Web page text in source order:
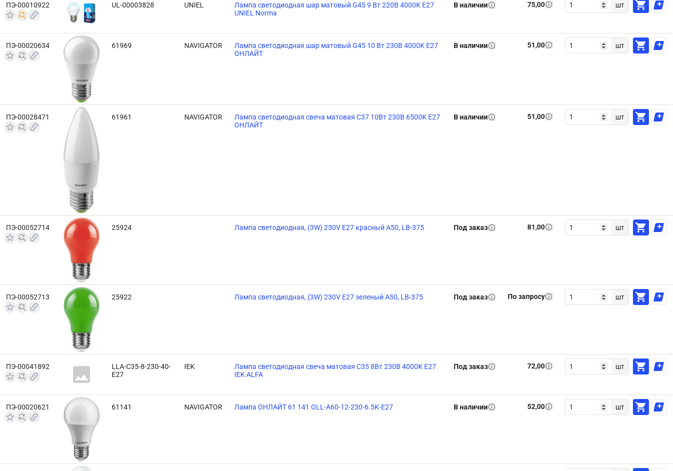
ПЭ-00010922 UL-00003828 UNIEL
Лампа светодиодная шар матовый G45 9 Вт 220В 4000K E27
UNIEL Norma
В наличии 75,00 шт
ПЭ-00020634 61969 NAVIGATOR
Лампа светодиодная шар матовый G45 10 Вт 230В 4000K E27
ОНЛАЙТ
В наличии 51,00 шт
ПЭ-00028471 61961 NAVIGATOR
Лампа светодиодная свеча матовая C37 10Вт 230В 6500K E27
ОНЛАЙТ
В наличии 51,00 шт
ПЭ-00052714 25924 Лампа светодиодная, (3W) 230V E27 красный A50, LB-375 Под заказ 81,00 шт
ПЭ-00052713 25922 Лампа светодиодная, (3W) 230V E27 зеленый A50, LB-375 Под заказ По запросу шт
ПЭ-00041892
LLA-C35-8-230-40-
E27
IEK
Лампа светодиодная свеча матовая C35 8Вт 230В 4000K E27
IEK ALFA
Под заказ 72,00 шт
ПЭ-00020621 61141 NAVIGATOR Лампа ОНЛАЙТ 61 141 OLL-A60-12-230-6.5K-E27 В наличии 52,00 шт